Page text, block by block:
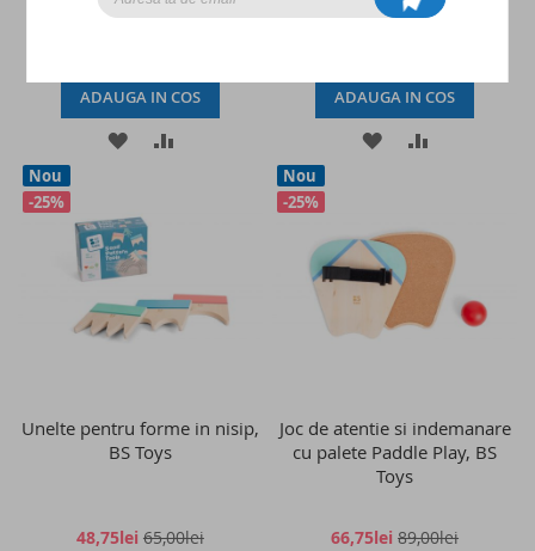
ADAUGA IN COS
ADAUGATI
LISTA
DE
DORINTE
ADAUGATI
ADAUGA IN COS
ADAUGATI
DE
DORINTE
Nou
-25%
Unelte pentru forme in nisip,
BS Toys
48,75lei 65,00lei
Nou
-25%
Joc de atentie si indemanare
cu palete Paddle Play, BS
Toys
66,75lei 89,00lei